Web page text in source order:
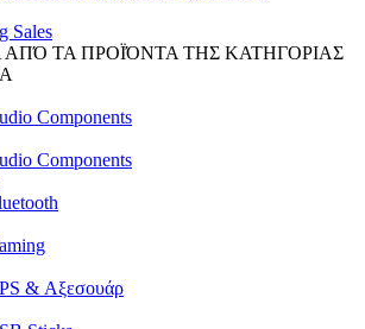
Sales
ΑΠΌ ΤΑ ΠΡΟΪΌΝΤΑ ΤΗΣ ΚΑΤΗΓΟΡΙΑΣ
Components
Components
& Αξεσουάρ